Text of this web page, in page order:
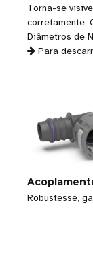
Torna-se
corretamente.
Diâmetros de
Para
Robustesse,